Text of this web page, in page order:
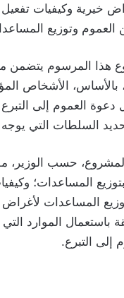
خيرية وكيفيات
العموم وتوزيع
هذا المرسوم يتضمن
بالأساس، الأشخاص
العموم إلى
السلطات التي يوجه
حسب الوزير،
المساعدات؛
المساعدات لأغراض
باستعمال الموارد
إلى التبرع.